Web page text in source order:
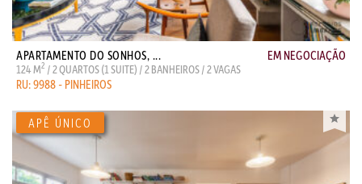
APARTAMENTO DO SONHOS, ... EM NEGOCIAÇÃO
124 M2 / 2 QUARTOS (1 SUITE) / 2 BANHEIROS / 2 VAGAS
RU: 9988 - PINHEIROS